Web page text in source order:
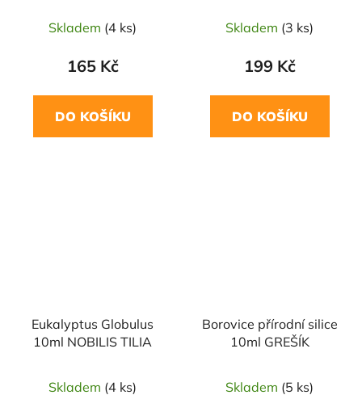
Skladem (4 ks)
165 Kč
DO KOŠÍKU
Skladem (3 ks)
199 Kč
DO KOŠÍKU
Eukalyptus Globulus
10ml NOBILIS TILIA
Skladem (4 ks)
Borovice přírodní silice
10ml GREŠÍK
Skladem (5 ks)